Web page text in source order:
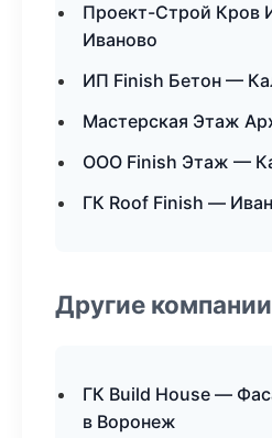
Проект-Строй Кров
Иваново
ИП Finish Бетон —
Мастерская Этаж
ООО Finish Этаж —
ГК Roof Finish —
Другие компании
ГК Build House —
в Воронеж